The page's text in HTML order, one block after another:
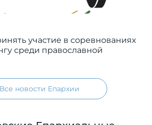
участие в соревнованиях
среди православной
Все новости Епархии